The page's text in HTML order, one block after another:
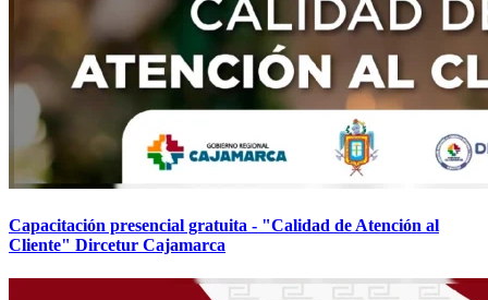
Capacitación presencial gratuita - "Calidad de Atención al
Cliente" Dircetur Cajamarca